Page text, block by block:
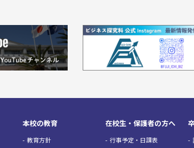
本校の教育
教育方針
在校生・保護者の方へ
行事予定・日課表